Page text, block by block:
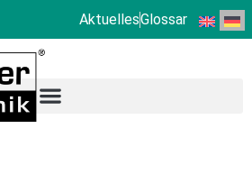
AktuellesGlossar